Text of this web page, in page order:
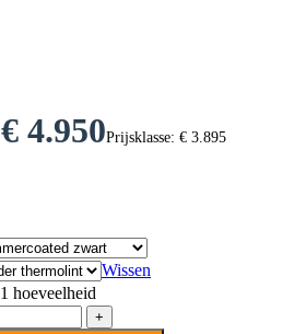
€ 4.950Prijsklasse: € 3.895
Wissen
hoeveelheid